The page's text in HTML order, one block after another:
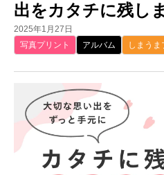
出をカタチに残し
2025年1月27日
写真プリント
アルバム しまうま